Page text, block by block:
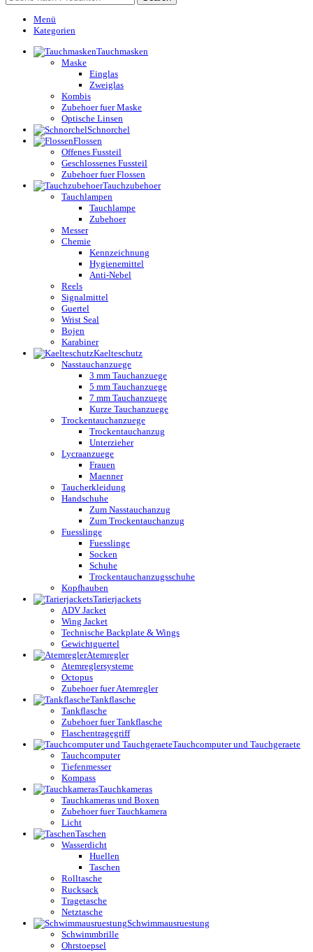
Menü
Kategorien
Tauchmasken
Maske
Einglas
Zweiglas
Kombis
Zubehoer fuer Maske
Optische Linsen
Schnorchel
Flossen
Offenes Fussteil
Geschlossenes Fussteil
Zubehoer fuer Flossen
Tauchzubehoer
Tauchlampen
Tauchlampe
Zubehoer
Messer
Chemie
Kennzeichnung
Hygienemittel
Anti-Nebel
Reels
Signalmittel
Guertel
Wrist Seal
Bojen
Karabiner
Kaelteschutz
Nasstauchanzuege
3 mm Tauchanzuege
5 mm Tauchanzuege
7 mm Tauchanzuege
Kurze Tauchanzuege
Trockentauchanzuege
Trockentauchanzug
Unterzieher
Lycraanzuege
Frauen
Maenner
Taucherkleidung
Handschuhe
Zum Nasstauchanzug
Zum Trockentauchanzug
Fuesslinge
Fuesslinge
Socken
Schuhe
Trockentauchanzugsschuhe
Kopfhauben
Tarierjackets
ADV Jacket
Wing Jacket
Technische Backplate & Wings
Gewichtguertel
Atemregler
Atemreglersysteme
Octopus
Zubehoer fuer Atemregler
Tankflasche
Tankflasche
Zubehoer fuer Tankflasche
Flaschentragegriff
Tauchcomputer und Tauchgeraete
Tauchcomputer
Tiefenmesser
Kompass
Tauchkameras
Tauchkameras und Boxen
Zubehoer fuer Tauchkamera
Licht
Taschen
Wasserdicht
Huellen
Taschen
Rolltasche
Rucksack
Tragetasche
Netztasche
Schwimmausruestung
Schwimmbrille
Ohrstoepsel